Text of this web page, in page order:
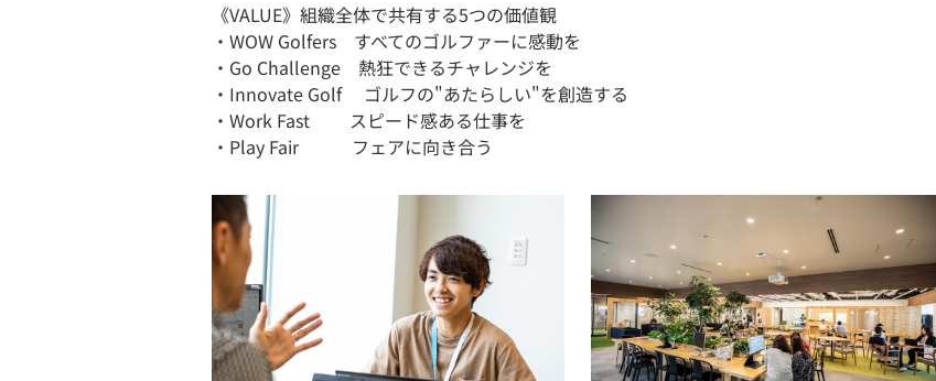
《VALUE》組織全体で共有する5つの価値観
・WOW Golfers すべてのゴルファーに感動を
・Go Challenge 熱狂できるチャレンジを
・Innovate Golf ゴルフの"あたらしい"を創造する
・Work Fast スピード感ある仕事を
・Play Fair フェアに向き合う